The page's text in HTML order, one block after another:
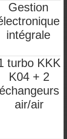
Gestion
intégrale
turbo KKK
K04 + 2
échangeurs
air/air